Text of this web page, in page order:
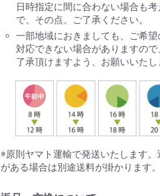
日時指定に間に合わない場合も
で、その点、ご了承ください。
一部地域におきましても、ご希
対応できない場合がありますの
了承頂けますよう、お願いいたし
※原則ヤマト運輸で発送いたします。
がある場合は別途送料が掛かります。